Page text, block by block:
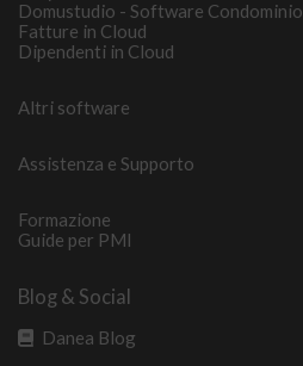
Domustudio - Software Condominio
Fatture in Cloud
Dipendenti in Cloud
Altri software
Assistenza e Supporto
Formazione
Guide per PMI
Blog & Social
Danea Blog